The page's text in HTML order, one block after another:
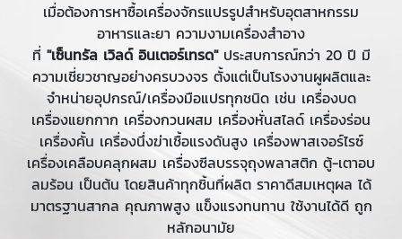
เมื่อต้องการหาซื้อเครื่องจักรแปรรูปสำหรับอุตสาหกรรม
อาหารและยา ความงามเครื่องสำอาง
ที่ "เซ็นทรัล เวิลด์ อินเตอร์เทรด"ประสบการณ์กว่า 20 ปี มี
ความเชี่ยวชาญอย่างครบวงจร ตั้งแต่เป็นโรงงานผูผลิตและ
จำหน่ายอุปกรณ์/เครื่องมือแปรทุกชนิด เช่น เครื่องบด
เครื่องแยกกาก เครื่องกวนผสม เครื่องหั่นสไลด์ เครื่องร่อน
เครื่องคั้น เครื่องนึ่งฆ่าเชื้อแรงดันสูง เครื่องพาสเจอร์ไรซ์
เครื่องเคลือบคลุกผสม เครื่องซีลบรรจุถุงพลาสติก ตู้-เตาอบ
ลมร้อน เป็นต้น โดยสินค้าทุกชิ้นที่ผลิต ราคาดีสมเหตุผล ได้
มาตรฐานสากล คุณภาพสูง แข็งแรงทนทาน ใช้งานได้ดี ถูก
หลักอนามัย